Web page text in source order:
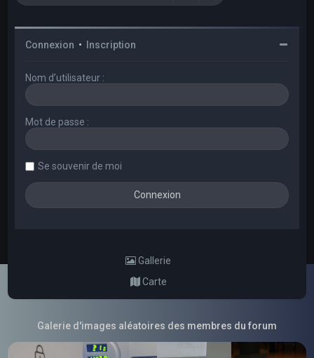
Connexion • Inscription
Nom d’utilisateur :
Mot de passe :
Se souvenir de moi
Gallerie
Carte
Galerie d'images aléatoires des membres du forum